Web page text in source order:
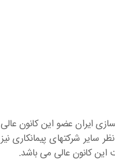
۲۷ تیر ۹۸ انجمن شرکتهای راهسازی ایران عضو این کانون عالی
سایر شرکتهای پیمانکاری نیز
کانون عالی می باشد.